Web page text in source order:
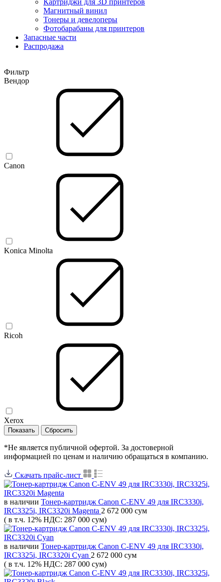
Магнитный винил
Тонеры и девелоперы
Фотобарабаны для принтеров
Запасные части
Распродажа
Фильтр
Вендор
Canon
Konica Minolta
Ricoh
Xerox
*Не является публичной офертой. За достоверной
информацией по ценам и наличию обращаться в компанию.
Скачать прайс-лист
в наличии Тонер-картридж Canon C-ENV 49 для IRC3330i,
IRC3325i, IRC3320i Magenta 2 672 000 сум
( в т.ч. 12% НДС: 287 000 сум)
в наличии Тонер-картридж Canon C-ENV 49 для IRC3330i,
IRC3325i, IRC3320i Cyan 2 672 000 сум
( в т.ч. 12% НДС: 287 000 сум)